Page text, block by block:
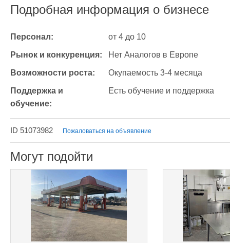
Подробная информация о бизнесе
Персонал: от 4 до 10
Рынок и конкуренция: Нет Аналогов в Европе
Возможности роста: Окупаемость 3-4 месяца
Поддержка и
обучение:
Есть обучение и поддержка
ID 51073982 Пожаловаться на объявление
Могут подойти